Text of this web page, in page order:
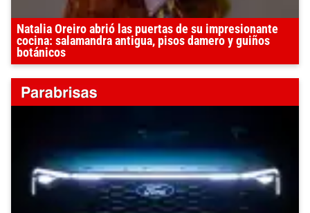
Natalia Oreiro abrió las puertas de su impresionante
cocina: salamandra antigua, pisos damero y guiños
botánicos